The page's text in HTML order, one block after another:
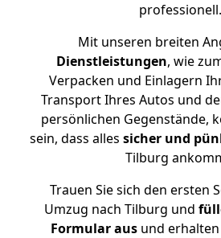
professionell.
Mit unseren breiten
Dienstleistungen, wie
Verpacken und Einlagern
Transport Ihres Autos und
persönlichen Gegenstände,
sein, dass alles sicher und
Tilburg
Trauen Sie sich den ersten
Umzug nach Tilburg und
Formular ausund erhalten